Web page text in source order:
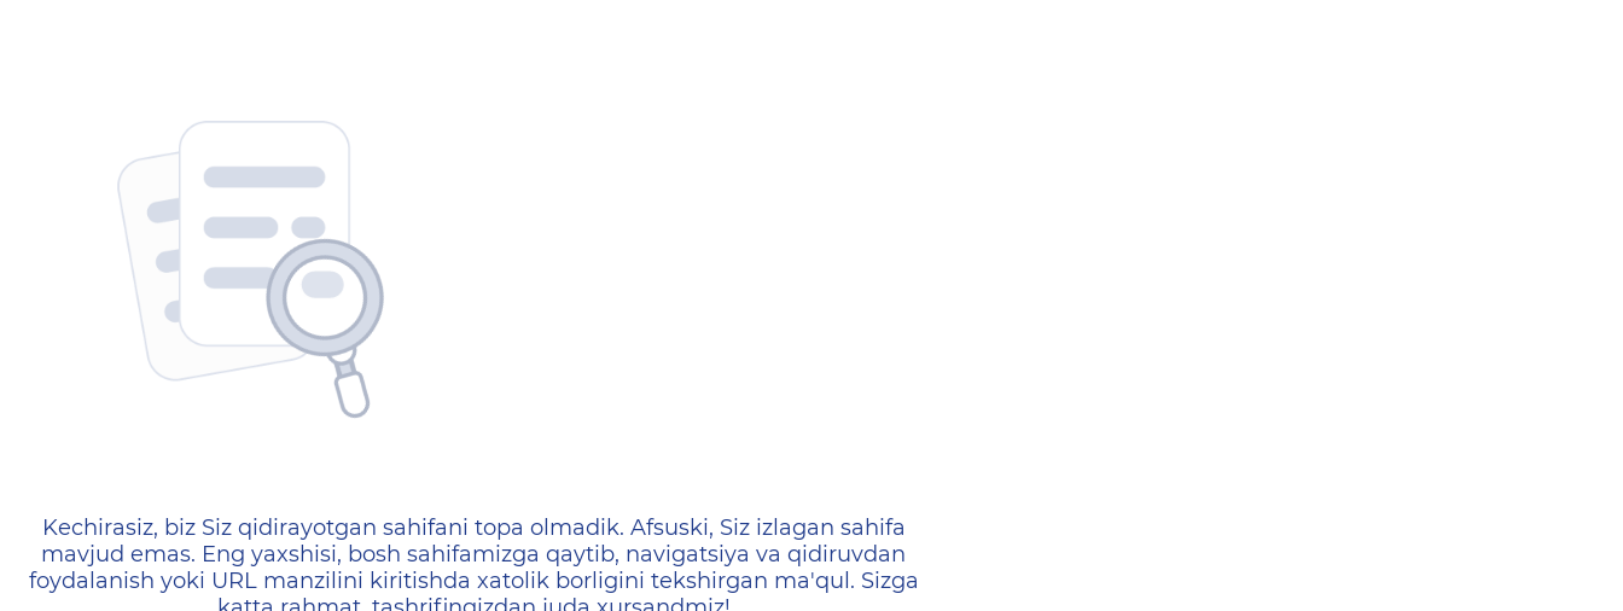
404 — Страница не найдена
Kechirasiz, biz Siz qidirayotgan sahifani topa olmadik. Afsuski, Siz izlagan sahifa
mavjud emas. Eng yaxshisi, bosh sahifamizga qaytib, navigatsiya va qidiruvdan
foydalanish yoki URL manzilini kiritishda xatolik borligini tekshirgan ma'qul. Sizga